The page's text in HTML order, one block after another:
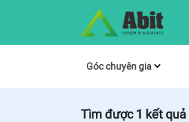
Góc chuyên gia
Tìm được1 kết